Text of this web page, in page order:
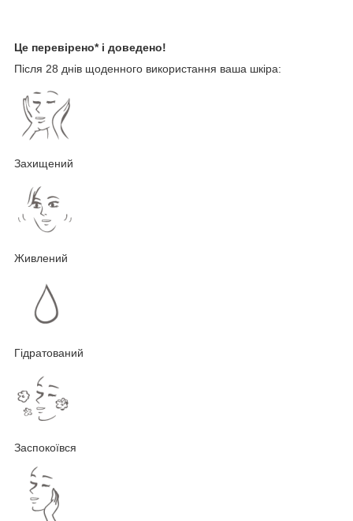
Це перевірено* і доведено!
Після 28 днів щоденного використання ваша шкіра:
Захищений
Живлений
Гідратований
Заспокоївся